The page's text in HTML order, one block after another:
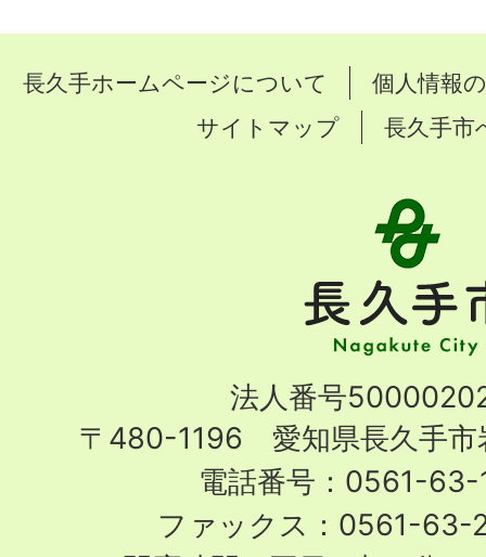
長久手ホームページについて
個人情報
サイトマップ
長久手市
手
市
City
法人番号
〒480-1196 愛知県長久手市
電話番号：0561-63-
ファックス：0561-63-